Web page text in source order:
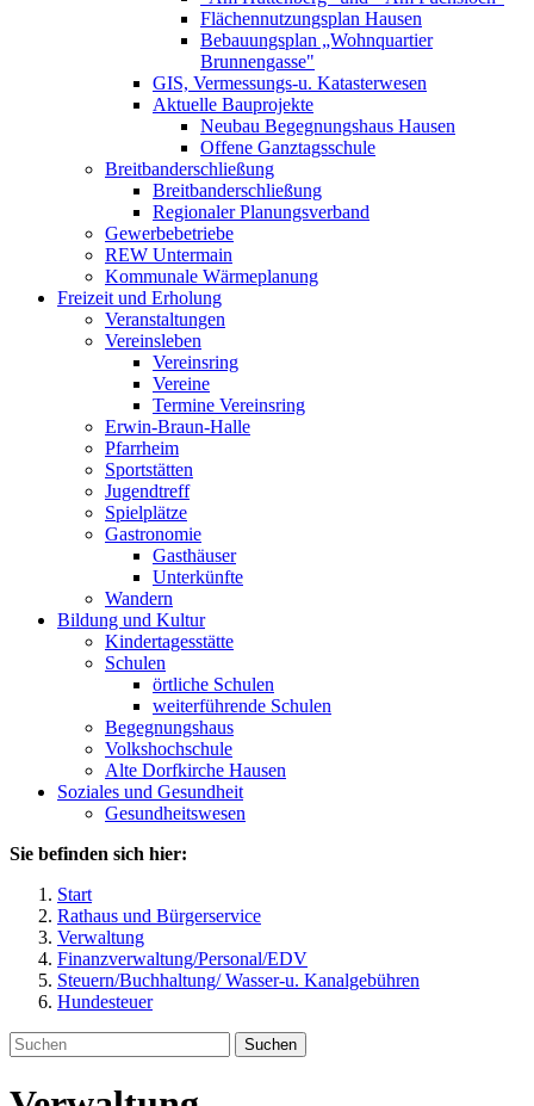
Flächennutzungsplan Hausen
Bebauungsplan „Wohnquartier
Brunnengasse"
GIS, Vermessungs-u. Katasterwesen
Aktuelle Bauprojekte
Neubau Begegnungshaus Hausen
Offene Ganztagsschule
Breitbanderschließung
Breitbanderschließung
Regionaler Planungsverband
Gewerbebetriebe
REW Untermain
Kommunale Wärmeplanung
Freizeit und Erholung
Veranstaltungen
Vereinsleben
Vereinsring
Vereine
Termine Vereinsring
Erwin-Braun-Halle
Pfarrheim
Sportstätten
Jugendtreff
Spielplätze
Gastronomie
Gasthäuser
Unterkünfte
Wandern
Bildung und Kultur
Kindertagesstätte
Schulen
örtliche Schulen
weiterführende Schulen
Begegnungshaus
Volkshochschule
Alte Dorfkirche Hausen
Soziales und Gesundheit
Gesundheitswesen
Sie befinden sich hier:
Start
Rathaus und Bürgerservice
Verwaltung
Finanzverwaltung/Personal/EDV
Steuern/Buchhaltung/ Wasser-u. Kanalgebühren
Hundesteuer
Suchen